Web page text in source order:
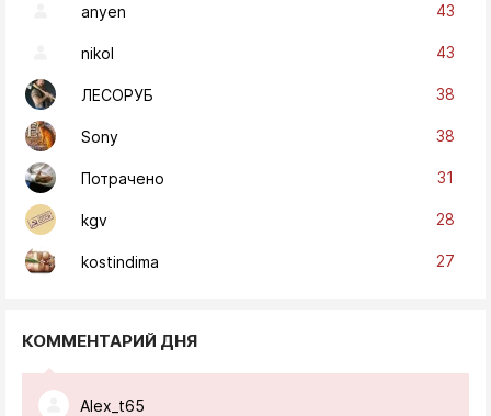
anyen 43
nikol 43
ЛЕСОРУБ 38
Sony 38
Потрачено 31
kgv 28
kostindima 27
КОММЕНТАРИЙ ДНЯ
Alex_t65